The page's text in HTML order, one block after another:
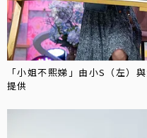
「小姐不熙娣」由小S（左）
提供